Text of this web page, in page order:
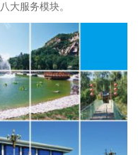
大服务模块。